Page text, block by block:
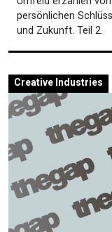
persönlichen
und Zukunft. Teil 2.
Creative Industries